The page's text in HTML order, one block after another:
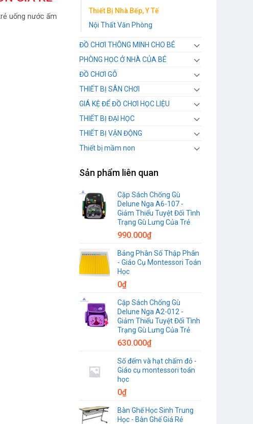
uống nước ấm
Thiết Bị Nhà Bếp, Y Tế
Nội Thất Văn Phòng
ĐỒ CHƠI THÔNG MINH CHO BÉ
PHÒNG HỌC Ở NHÀ CỦA BÉ
ĐỒ CHƠI GỖ
THIẾT BỊ SÂN CHƠI
GIÁ KỆ ĐỂ ĐỒ CHƠI HỌC LIỆU
THIẾT BỊ ĐẠI HỌC
THIẾT BỊ VẬN ĐỘNG
Thiết bị mầm non
Sản phẩm liên quan
Cặp Sách Chống Gù
Delune Nga A6-107 -
Giảm Thiểu Tuyệt Đối Tình
Trạng Gù Lưng Của Trẻ
990.000₫
Bảng Phân Số Thập Phân
- Giáo Cụ Montessori Toán
Học
0₫
Cặp Sách Chống Gù
Delune Nga A2-012 -
Giảm Thiểu Tuyệt Đối Tình
Trạng Gù Lưng Của Trẻ
630.000₫
Số đếm và hạt chấm đỏ -
Giáo cụ montessori toán
học
0₫
Bàn Ghế Học Sinh Trung
Học - Bàn Ghế Giá Rẻ